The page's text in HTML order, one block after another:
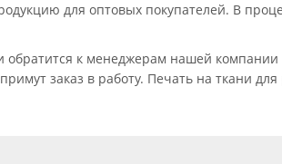
для оптовых покупателей. В
обратится к менеджерам нашей
заказ в работу. Печать на ткани